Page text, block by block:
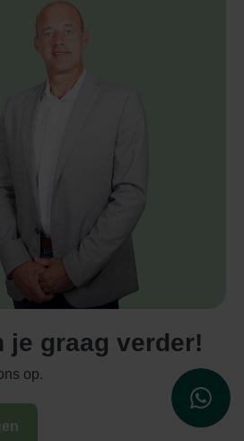
je graag verder!
op.